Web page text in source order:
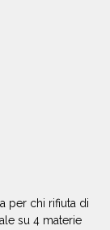
per chi rifiuta di
su 4 materie